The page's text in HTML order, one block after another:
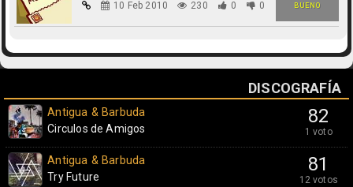
BUENO
10 Feb 2010 230 0 0
DISCOGRAFÍA
82
1 voto
Antigua & Barbuda
Circulos de Amigos
81
12 votos
Antigua & Barbuda
Try Future